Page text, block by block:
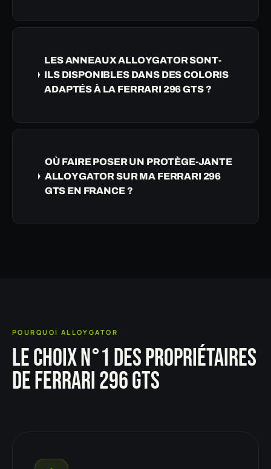
LES ANNEAUX ALLOYGATOR SONT-
ILS DISPONIBLES DANS DES COLORIS
ADAPTÉS À LA FERRARI 296 GTS ?
OÙ FAIRE POSER UN PROTÈGE-JANTE
ALLOYGATOR SUR MA FERRARI 296
GTS EN FRANCE ?
POURQUOI ALLOYGATOR
LE CHOIX N°1 DES PROPRIÉTAIRES
DE FERRARI 296 GTS